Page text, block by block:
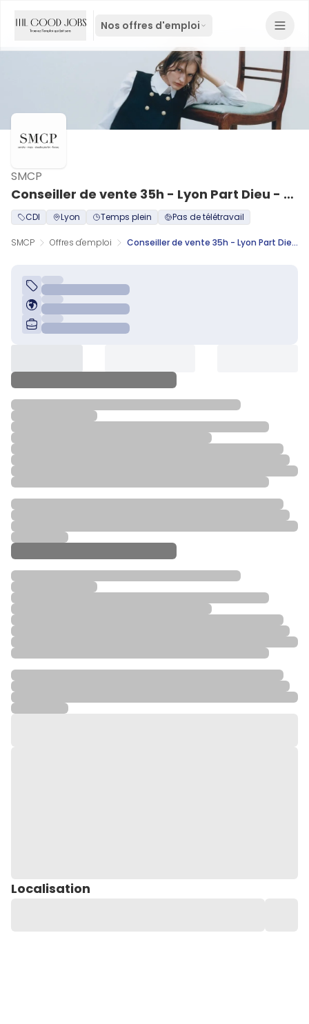
Nos offres d'emploi
Conseiller de vente 35h - Lyon Part Dieu - CDI H/F
SMCP
CDI Lyon Temps plein Pas de télétravail
SMCP Offres d'emploi Conseiller de vente 35h - Lyon Part Dieu - CDI H/F
Localisation